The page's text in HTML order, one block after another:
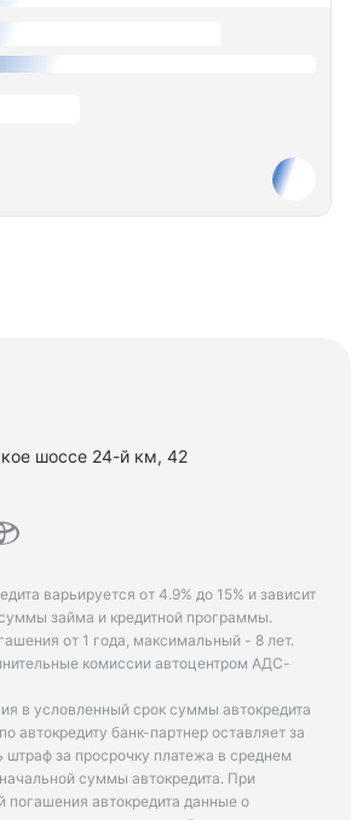
шоссе 24-й км, 42
варьируется от 4.9% до 15% и зависит
займа и кредитной программы.
от 1 года, максимальный - 8 лет.
комиссии автоцентром АДС-
в условленный срок суммы автокредита
автокредиту банк-партнер оставляет за
штраф за просрочку платежа в среднем
суммы автокредита. При
погашения автокредита данные о